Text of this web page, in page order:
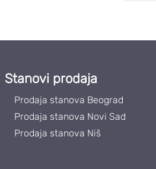
Stanovi prodaja
Prodaja stanova Beograd
Prodaja stanova Novi Sad
Prodaja stanova Niš